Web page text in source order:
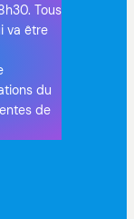
Tous
va être
du
de